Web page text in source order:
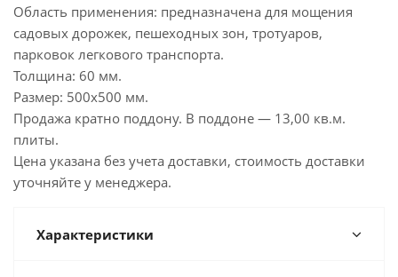
Область применения: предназначена для мощения
садовых дорожек, пешеходных зон, тротуаров,
парковок легкового транспорта.
Толщина: 60 мм.
Размер: 500х500 мм.
Продажа кратно поддону. В поддоне — 13,00 кв.м.
плиты.
Цена указана без учета доставки, стоимость доставки
уточняйте у менеджера.
Характеристики